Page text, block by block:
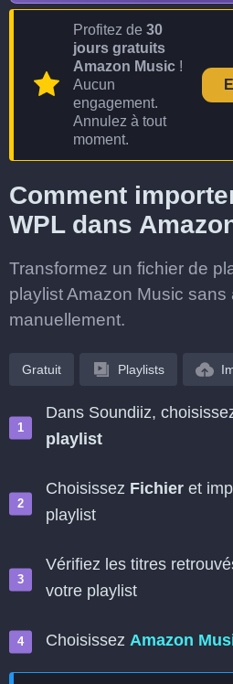
Profitez de 30
jours gratuits
Amazon Music !
Aucun
engagement.
Annulez à tout
moment.
Comment
WPL dans
Transformez un fichier de
playlist Amazon Music sans
manuellement.
Gratuit Playlists
Dans Soundiiz,
playlist
Choisissez Fichier et
playlist
Vérifiez les titres
votre playlist
Choisissez Amazon